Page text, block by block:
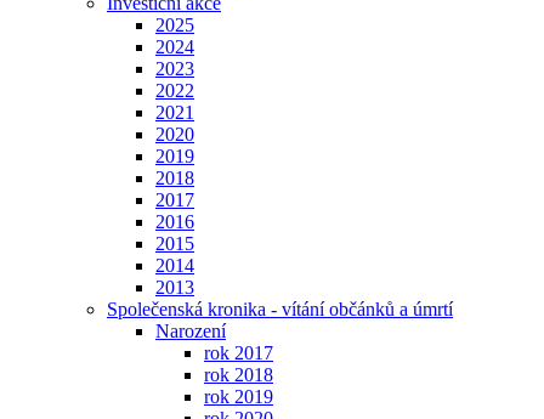
2025
2024
2023
2022
2021
2020
2019
2018
2017
2016
2015
2014
2013
Společenská kronika - vítání občánků a úmrtí
Narození
rok 2017
rok 2018
rok 2019